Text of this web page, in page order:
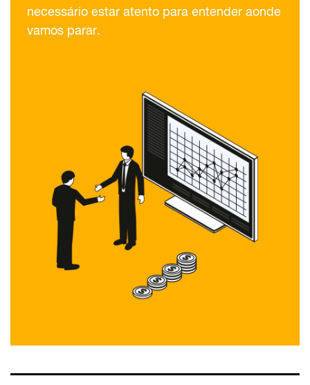
necessário estar atento para entender aonde
vamos parar.